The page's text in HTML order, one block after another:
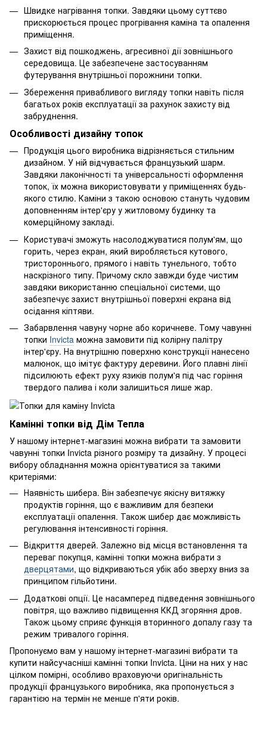
Швидке нагрівання топки. Завдяки цьому суттєво
прискорюється процес прогрівання каміна та опалення
приміщення.
Захист від пошкоджень, агресивної дії зовнішнього
середовища. Це забезпечене застосуванням
футерування внутрішньої порожнини топки.
Збереження привабливого вигляду топки навіть після
багатьох років експлуатації за рахунок захисту від
забруднення.
Особливості дизайну топок
Продукція цього виробника відрізняється стильним
дизайном. У ній відчувається французький шарм.
Завдяки лаконічності та універсальності оформлення
топок, їх можна використовувати у приміщеннях будь-
якого стилю. Каміни з такою основою стануть чудовим
доповненням інтер'єру у житловому будинку та
комерційному закладі.
Користувачі зможуть насолоджуватися полум'ям, що
горить, через екран, який виробляється кутового,
тристороннього, прямого і навіть тунельного, тобто
наскрізного типу. Причому скло завжди буде чистим
завдяки використанню спеціальної системи, що
забезпечує захист внутрішньої поверхні екрана від
осідання кіптяви.
Забарвлення чавуну чорне або коричневе. Тому чавунні
топки Invicta можна замовити під колірну палітру
інтер'єру. На внутрішню поверхню конструкції нанесено
малюнок, що імітує фактуру деревини. Його плавні лінії
підсилюють ефект руху язиків полум'я під час горіння
твердого палива і коли залишиться лише жар.
Камінні топки від Дім Тепла
У нашому інтернет-магазині можна вибрати та замовити
чавунні топки Invicta різного розміру та дизайну. У процесі
вибору обладнання можна орієнтуватися за такими
критеріями:
Наявність шибера. Він забезпечує якісну витяжку
продуктів горіння, що є важливим для безпеки
експлуатації опалення. Також шибер дає можливість
регулювання інтенсивності горіння.
Відкриття дверей. Залежно від місця встановлення та
переваг покупця, камінні топки можна вибрати з
дверцятами, що відкриваються убік або зверху вниз за
принципом гільйотини.
Додаткові опції. Це насамперед підведення зовнішнього
повітря, що важливо підвищення ККД згоряння дров.
Також цьому сприяє функція вторинного допалу газу та
режим тривалого горіння.
Пропонуємо вам у нашому інтернет-магазині вибрати та
купити найсучасніші камінні топки Invicta. Ціни на них у нас
цілком помірні, особливо враховуючи оригінальність
продукції французького виробника, яка пропонується з
гарантією на термін не менше п'яти років.